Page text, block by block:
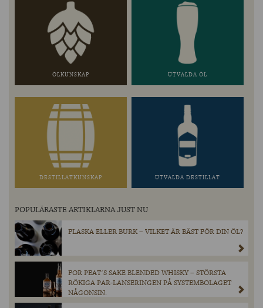
ÖLKUNSKAP UTVALDA ÖL
DESTILLATKUNSKAP UTVALDA DESTILLAT
POPULÄRASTE ARTIKLARNA JUST NU
FLASKA ELLER BURK – VILKET ÄR BÄST FÖR DIN ÖL?
FOR PEAT´S SAKE BLENDED WHISKY – STÖRSTA
RÖKIGA PAR-LANSERINGEN PÅ SYSTEMBOLAGET
NÅGONSIN.